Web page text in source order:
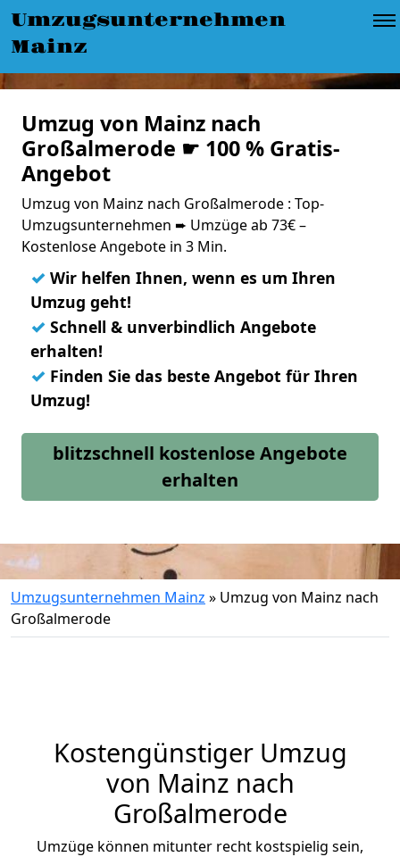
Umzugsunternehmen
Mainz
Umzug von Mainz nach
Großalmerode ☛ 100 % Gratis-
Angebot
Umzug von Mainz nach Großalmerode : Top-
Umzugsunternehmen ➨ Umzüge ab 73€ –
Kostenlose Angebote in 3 Min.
✓ Wir helfen Ihnen, wenn es um Ihren
Umzug geht!
✓ Schnell & unverbindlich Angebote
erhalten!
✓ Finden Sie das beste Angebot für Ihren
Umzug!
blitzschnell kostenlose Angebote
erhalten
Umzugsunternehmen Mainz » Umzug von Mainz nach
Großalmerode
Kostengünstiger Umzug
von Mainz nach
Großalmerode
Umzüge können mitunter recht kostspielig sein,